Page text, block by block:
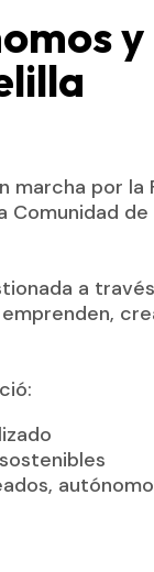
y
por la
Comunidad
a